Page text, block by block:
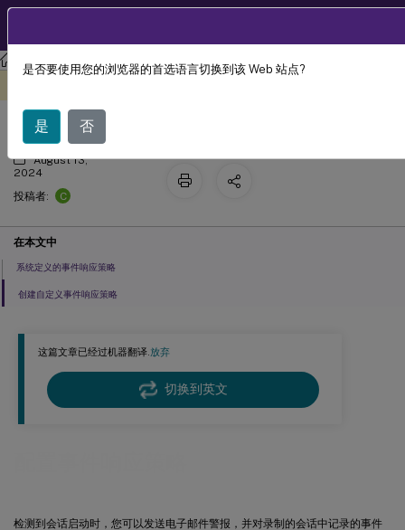
Session Recording Session Recording 2311
这篇文章已经过机器翻译.放弃
切换到英文
检测到会话启动时，您可以发送电子邮件警报，并对录制的会话中记录的事件
配置事件响应策略
August 13,
2024
投稿者:
C
在本文中
系统定义的事件响应策略
创建自定义事件响应策略
是否要使用您的浏览器的首选语言切换到该 Web 站点?
是 否